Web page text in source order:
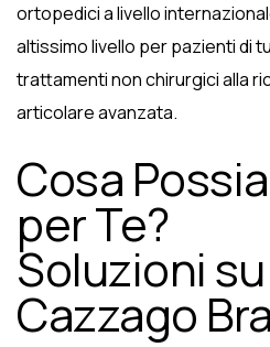
ortopedici a livello
altissimo livello per pazienti di
trattamenti non chirurgici alla
articolare avanzata.
Cosa
per Te?
Soluzioni
Cazzago